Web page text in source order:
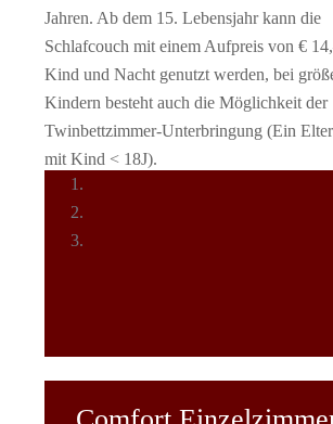
Jahren. Ab dem 15. Lebensjahr kann die
Schlafcouch mit einem Aufpreis von €
Kind und Nacht genutzt werden, bei
Kindern besteht auch die Möglichkeit der
Twinbettzimmer-Unterbringung (Ein
mit Kind < 18J).